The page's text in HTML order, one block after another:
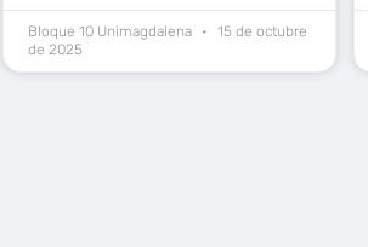
Bloque 10 Unimagdalena
15 de octubre
de 2025